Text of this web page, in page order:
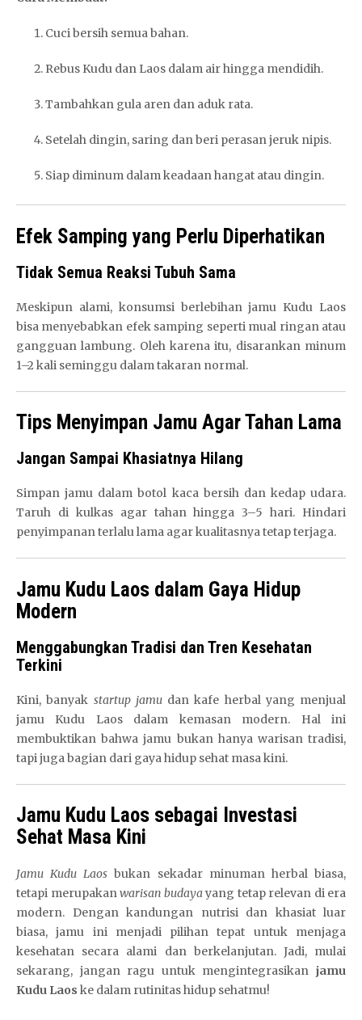
Cuci bersih semua bahan.
Rebus Kudu dan Laos dalam air hingga mendidih.
Tambahkan gula aren dan aduk rata.
Setelah dingin, saring dan beri perasan jeruk nipis.
Siap diminum dalam keadaan hangat atau dingin.
Efek Samping yang Perlu Diperhatikan
Tidak Semua Reaksi Tubuh Sama
Meskipun alami, konsumsi berlebihan jamu Kudu Laos
bisa menyebabkan efek samping seperti mual ringan atau
gangguan lambung. Oleh karena itu, disarankan minum
1–2 kali seminggu dalam takaran normal.
Tips Menyimpan Jamu Agar Tahan Lama
Jangan Sampai Khasiatnya Hilang
Simpan jamu dalam botol kaca bersih dan kedap udara.
Taruh di kulkas agar tahan hingga 3–5 hari. Hindari
penyimpanan terlalu lama agar kualitasnya tetap terjaga.
Jamu Kudu Laos dalam Gaya Hidup
Modern
Menggabungkan Tradisi dan Tren Kesehatan
Terkini
Kini, banyak startup jamudan kafe herbal yang menjual
jamu Kudu Laos dalam kemasan modern. Hal ini
membuktikan bahwa jamu bukan hanya warisan tradisi,
tapi juga bagian dari gaya hidup sehat masa kini.
Jamu Kudu Laos sebagai Investasi
Sehat Masa Kini
Jamu Kudu Laos bukan sekadar minuman herbal biasa,
tetapi merupakanwarisan budayayang tetap relevan di era
modern. Dengan kandungan nutrisi dan khasiat luar
biasa, jamu ini menjadi pilihan tepat untuk menjaga
kesehatan secara alami dan berkelanjutan. Jadi, mulai
sekarang, jangan ragu untuk mengintegrasikan jamu
Kudu Laos ke dalam rutinitas hidup sehatmu!